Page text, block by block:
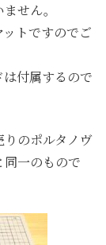
せん。
トですのでご
付属するので
のポルタノヴ
一のもので